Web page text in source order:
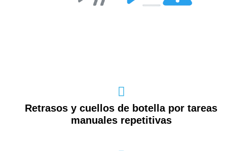
Retrasos y cuellos de botella por tareas
manuales repetitivas